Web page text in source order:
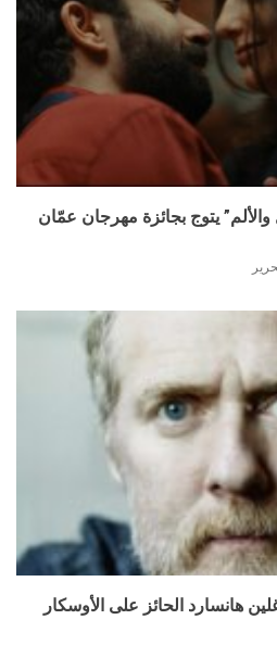
والألم” يتوج بجائزة مهرجان عمّان
هانسارد الحائز على الأوسكار